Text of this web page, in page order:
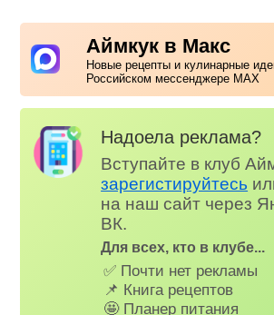
Аймкук в Макс
Новые рецепты и кулинарные
Российском мессенджере MAX
Надоела реклама?
Вступайте в клуб
зарегистируйтесь
на наш сайт через
ВК.
Для всех, кто в клубе...
✅ Почти нет рекламы
📌 Книга рецептов
🤩 Планер питания